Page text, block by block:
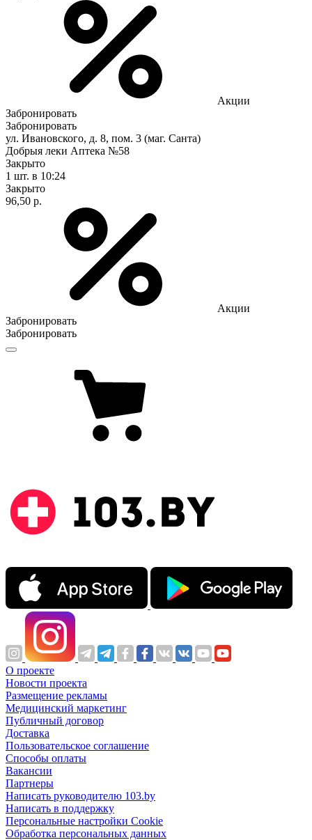
Акции
Забронировать
Забронировать
ул. Ивановского, д. 8, пом. 3 (маг. Санта)
Добрыя леки Аптека №58
Закрыто
1 шт. в 10:24
Закрыто
96,50 р.
Акции
Забронировать
Забронировать
О проекте
Новости проекта
Размещение рекламы
Медицинский маркетинг
Публичный договор
Доставка
Пользовательское соглашение
Способы оплаты
Вакансии
Партнеры
Написать руководителю 103.by
Написать в поддержку
Персональные настройки Cookie
Обработка персональных данных